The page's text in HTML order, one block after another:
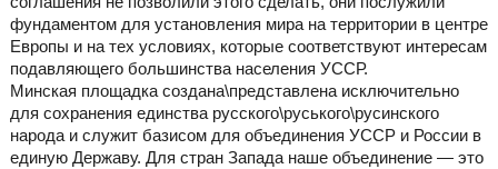
фундаментом для установления мира на территории в центре
Европы и на тех условиях, которые соответствуют интересам
подавляющего большинства населения УССР.
Минская площадка создана\представлена исключительно
для сохранения единства русского\руського\русинского
народа и служит базисом для объединения УССР и России в
единую Державу. Для стран Запада наше объединение — это